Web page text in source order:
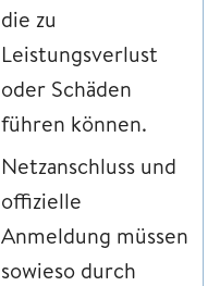
die zu
Leistungsverlust
oder Schäden
führen können.
Netzanschluss und
offizielle
Anmeldung müssen
sowieso durch